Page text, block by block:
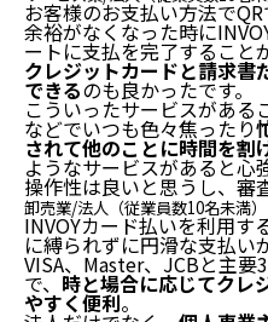
お客様のお支払い方法で
余裕がなくなった時に
ートに支払を完了すること
クレジットカードと請求書
できるのも良かったです。
こういったサービスがある
などでいつも色々焦ったり
されて他のことに時間を割
ようなサービスがあると心
操作性は良いと思うし、 審
卸売業/法人（従業員数10名未満）
INVOYカード払いを利用す
に縛られずに円滑な支払い
VISA、Master、JCBと主
で、 時と場合に応じてクレ
やすく便利。